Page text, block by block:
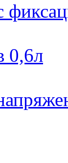
0,6л